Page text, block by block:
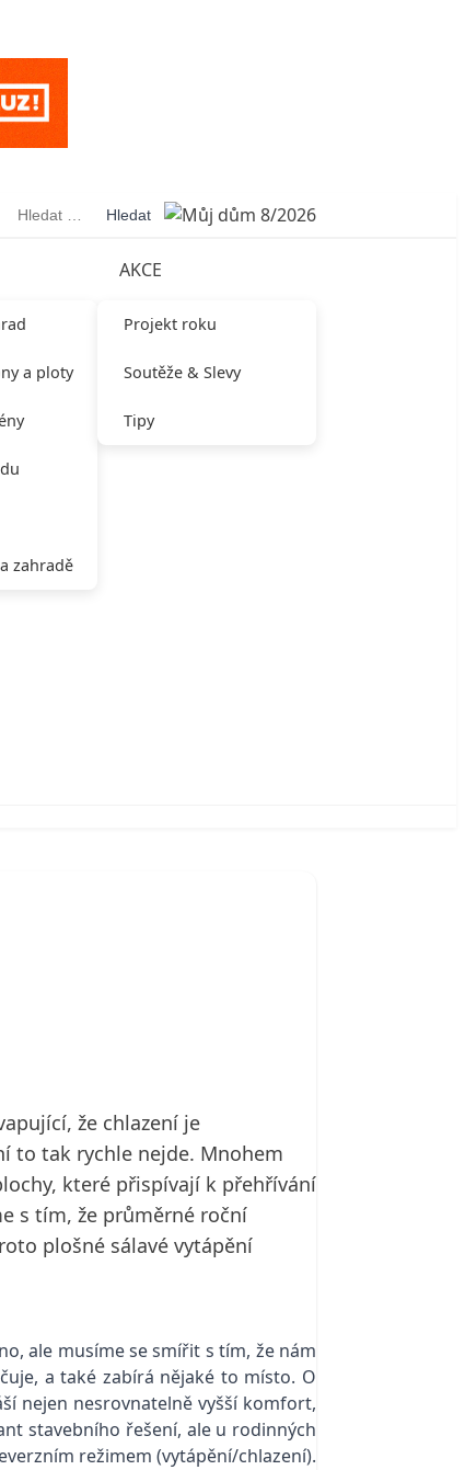
Vyhledávání
a ploty
zahradě
AKCE
Projekt roku
Soutěže & Slevy
Tipy
že chlazení je
to tak rychle nejde. Mnohem
které přispívají k přehřívání
s tím, že průměrné roční
plošné sálavé vytápění
ale musíme se smířit s tím, že nám
a také zabírá nějaké to místo. O
nejen nesrovnatelně vyšší komfort,
stavebního řešení, ale u rodinných
režimem (vytápění/chlazení).